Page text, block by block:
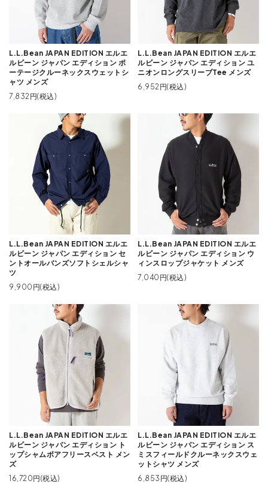
L.L.Bean JAPAN EDITION エルエ
ルビーン ジャパン エディション ポ
ーテージクルーネックスウェットシ
ャツ メンズ
7,832円(税込)
L.L.Bean JAPAN EDITION エルエ
ルビーン ジャパン エディション ユ
ニオンロングスリーブTee メンズ
6,952円(税込)
L.L.Bean JAPAN EDITION エルエ
ルビーン ジャパン エディション セ
ントオールバンズソフトシェルシャ
ツ
9,900円(税込)
L.L.Bean JAPAN EDITION エルエ
ルビーン ジャパン エディション ウ
ィンスロップジャケット メンズ
7,040円(税込)
L.L.Bean JAPAN EDITION エルエ
ルビーン ジャパン エディション ト
ップシャムボアフリースベスト メン
ズ
16,720円(税込)
L.L.Bean JAPAN EDITION エルエ
ルビーン ジャパン エディション ス
ミスフィールドクルーネックスウェ
ットシャツ メンズ
6,853円(税込)